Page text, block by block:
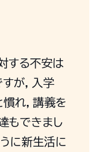
する不安は
が，入学
れ，講義を
もできまし
に新生活に